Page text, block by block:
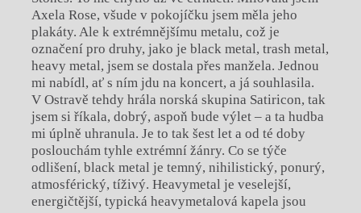
Axela Rose, všude v pokojíčku jsem měla jeho
plakáty. Ale k extrémnějšímu metalu, což je
označení pro druhy, jako je black metal, trash metal,
heavy metal, jsem se dostala přes manžela. Jednou
mi nabídl, ať s ním jdu na koncert, a já souhlasila.
V Ostravě tehdy hrála norská skupina Satiricon, tak
jsem si říkala, dobrý, aspoň bude výlet – a ta hudba
mi úplně uhranula. Je to tak šest let a od té doby
poslouchám tyhle extrémní žánry. Co se týče
odlišení, black metal je temný, nihilistický, ponurý,
atmosférický, tíživý. Heavymetal je veselejší,
energičtější, typická heavymetalová kapela jsou